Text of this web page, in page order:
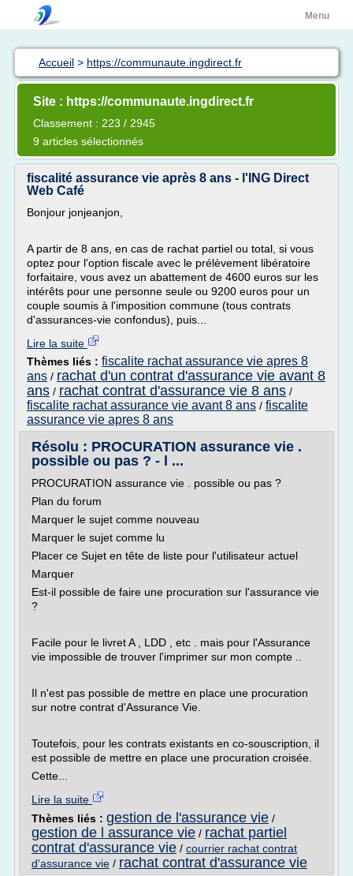
Menu
Accueil > https://communaute.ingdirect.fr
Site : https://communaute.ingdirect.fr
Classement : 223 / 2945
9 articles sélectionnés
fiscalité assurance vie après 8 ans - l'ING Direct
Web Café
Bonjour jonjeanjon,
A partir de 8 ans, en cas de rachat partiel ou total, si vous
optez pour l'option fiscale avec le prélèvement libératoire
forfaitaire, vous avez un abattement de 4600 euros sur les
intérêts pour une personne seule ou 9200 euros pour un
couple soumis à l'imposition commune (tous contrats
d'assurances-vie confondus), puis...
Lire la suite
Thèmes liés : fiscalite rachat assurance vie apres 8
ans / rachat d'un contrat d'assurance vie avant 8
ans / rachat contrat d'assurance vie 8 ans /
fiscalite rachat assurance vie avant 8 ans / fiscalite
assurance vie apres 8 ans
Résolu : PROCURATION assurance vie .
possible ou pas ? - l ...
PROCURATION assurance vie . possible ou pas ?
Plan du forum
Marquer le sujet comme nouveau
Marquer le sujet comme lu
Placer ce Sujet en tête de liste pour l'utilisateur actuel
Marquer
Est-il possible de faire une procuration sur l'assurance vie
?
Facile pour le livret A , LDD , etc . mais pour l'Assurance
vie impossible de trouver l'imprimer sur mon compte ..
Il n'est pas possible de mettre en place une procuration
sur notre contrat d'Assurance Vie.
Toutefois, pour les contrats existants en co-souscription, il
est possible de mettre en place une procuration croisée.
Cette...
Lire la suite
Thèmes liés : gestion de l'assurance vie /
gestion de l assurance vie / rachat partiel
contrat d'assurance vie / courrier rachat contrat
d'assurance vie / rachat contrat d'assurance vie